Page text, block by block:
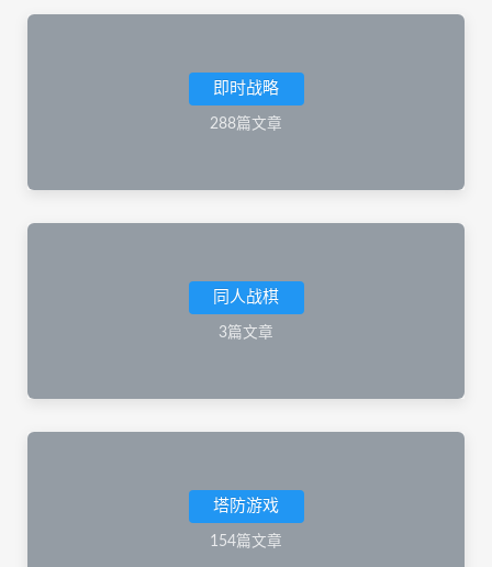
即时战略
288篇文章
同人战棋
3篇文章
塔防游戏
154篇文章